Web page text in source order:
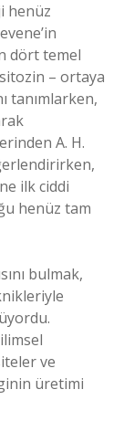
henüz
dört temel
– ortaya
tanımlarken,
A. H.
ilk ciddi
henüz tam
bulmak,
ve
üretimi